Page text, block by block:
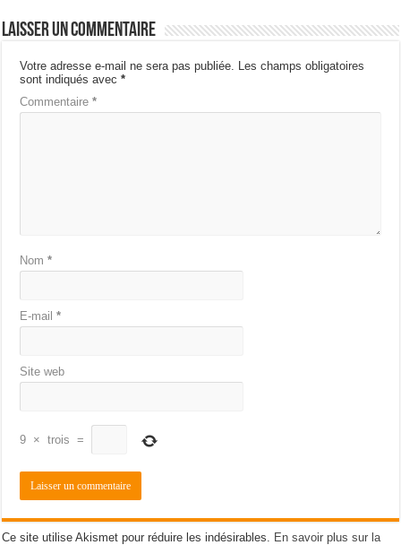
Laisser un commentaire
Votre adresse e-mail ne sera pas publiée. Les champs obligatoires
sont indiqués avec*
Commentaire*
Nom*
E-mail*
Site web
9 × trois =
Ce site utilise Akismet pour réduire les indésirables. En savoir plus sur la